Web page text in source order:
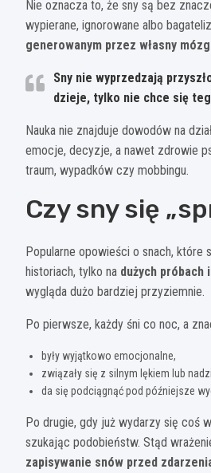
Nie oznacza to, że sny są bez
wypierane, ignorowane albo
generowanym przez własny
Sny nie wyprzedzają
dzieje, tylko nie chce się
Nauka nie znajduje dowodów na
emocje, decyzje, a nawet zdrowie
traum, wypadków czy mobbingu.
Czy sny się
Popularne opowieści o snach, które
historiach, tylko na dużych próbach
wygląda dużo bardziej przyziemnie.
Po pierwsze, każdy śni co noc, a
były wyjątkowo emocjonalne,
związały się z silnym lękiem lub
da się podciągnąć pod późniejsze
Po drugie, gdy już wydarzy się coś
szukając podobieństw. Stąd
zapisywanie snów przed